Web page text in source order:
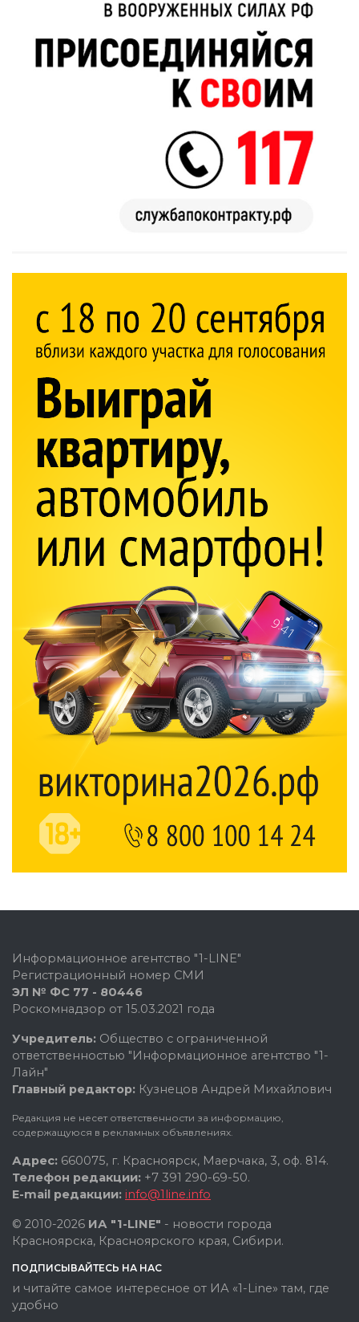
Информационное агентство "1-LINE"
Регистрационный номер СМИ
ЭЛ № ФС 77 - 80446
Роскомнадзор от 15.03.2021 года
Учредитель: Общество с ограниченной
ответственностью "Информационное агентство "1-
Лайн"
Главный редактор: Кузнецов Андрей Михайлович
Редакция не несет ответственности за информацию,
содержащуюся в рекламных объявлениях.
Адрес: 660075, г. Красноярск, Маерчака, 3, оф. 814.
Телефон редакции: +7 391 290-69-50.
E-mail редакции: info@1line.info
© 2010-2026 ИА "1-LINE" - новости города
Красноярска, Красноярского края, Сибири.
ПОДПИСЫВАЙТЕСЬ НА НАС
и читайте самое интересное от ИА «1-Line» там, где
удобно